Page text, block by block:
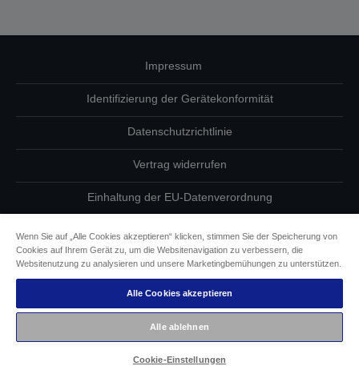
Impressum
Identifizierung der Gerätekonformität
Datenschutzrichtlinie
Vertrag widerrufen
Einhaltung der EU-Datenverordnung
Informationen zu Cookies
Epson Engagement für Barrierefreiheit
Copyright © 2026 Seiko Epson
Wenn Sie auf „Alle Cookies akzeptieren“ klicken, stimmen Sie der Speicherung von
Cookies auf Ihrem Gerät zu, um die Websitenavigation zu verbessern, die
Websitenutzung zu analysieren und unsere Marketingbemühungen zu unterstützen.
Alle Cookies akzeptieren
Alle ablehnen
Cookie-Einstellungen